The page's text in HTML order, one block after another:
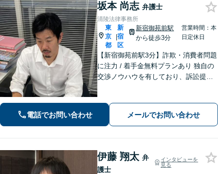
坂本 尚志 弁護士
清陵法律事務所
東
京
都
|
新
宿
区
新宿御苑前駅
から徒歩3分
営業時間：本
日定休日
【新宿御苑前駅3分】詐欺・消費者問題
に注力 / 着手金無料プランあり 独自の
交渉ノウハウを有しており、訴訟提起
ール・WEB相談可】
電話でお問い合わせ メールでお問い合わせ
伊藤 翔太 弁
護士
インタビューを
見る